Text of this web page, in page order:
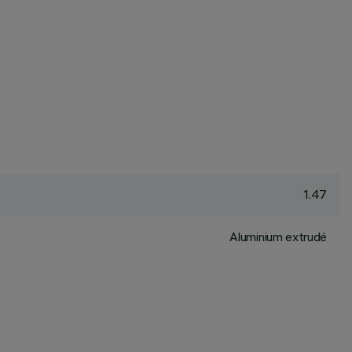
1.47
Aluminium extrudé